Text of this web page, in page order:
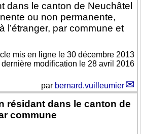
dans le canton de Neuchâtel
ou non permanente,
l’étranger, par commune et
mis en ligne le 30 décembre 2013
dernière modification le 28 avril 2016
par bernard.vuilleumier
résidant dans le canton de
commune